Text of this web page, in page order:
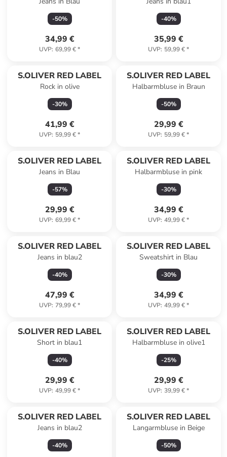
-50%
34,99 €
UVP: 69,99 €*
-40%
35,99 €
UVP: 59,99 €*
S.OLIVER RED LABEL
Rock in olive
-30%
41,99 €
UVP: 59,99 €*
S.OLIVER RED LABEL
Halbarmbluse in Braun
-50%
29,99 €
UVP: 59,99 €*
S.OLIVER RED LABEL
Jeans in Blau
-57%
29,99 €
UVP: 69,99 €*
S.OLIVER RED LABEL
Halbarmbluse in pink
-30%
34,99 €
UVP: 49,99 €*
S.OLIVER RED LABEL
Jeans in blau2
-40%
47,99 €
UVP: 79,99 €*
S.OLIVER RED LABEL
Sweatshirt in Blau
-30%
34,99 €
UVP: 49,99 €*
S.OLIVER RED LABEL
Short in blau1
-40%
29,99 €
UVP: 49,99 €*
S.OLIVER RED LABEL
Halbarmbluse in olive1
-25%
29,99 €
UVP: 39,99 €*
S.OLIVER RED LABEL
Jeans in blau2
-40%
S.OLIVER RED LABEL
Langarmbluse in Beige
-50%